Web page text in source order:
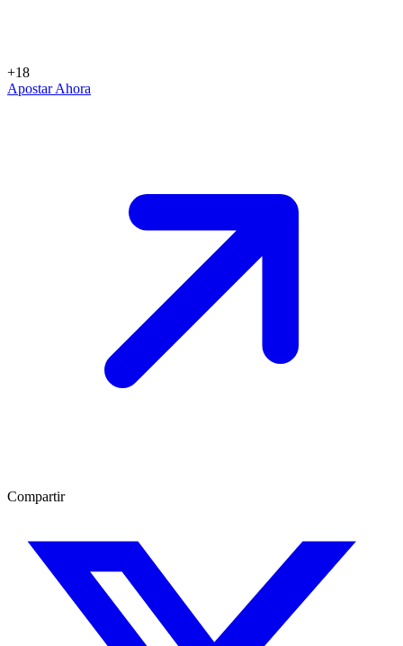
+18
Apostar Ahora
Compartir